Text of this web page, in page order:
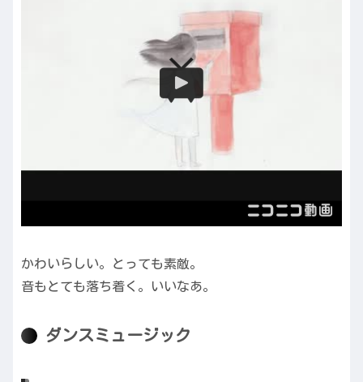
かわいらしい。とっても素敵。
音もとても落ち着く。いいなあ。
ダンスミュージック